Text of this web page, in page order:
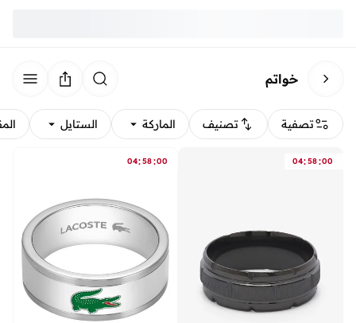
خواتم
تصفية تصنيف الماركة الستايل
04:58:00
04:58:00